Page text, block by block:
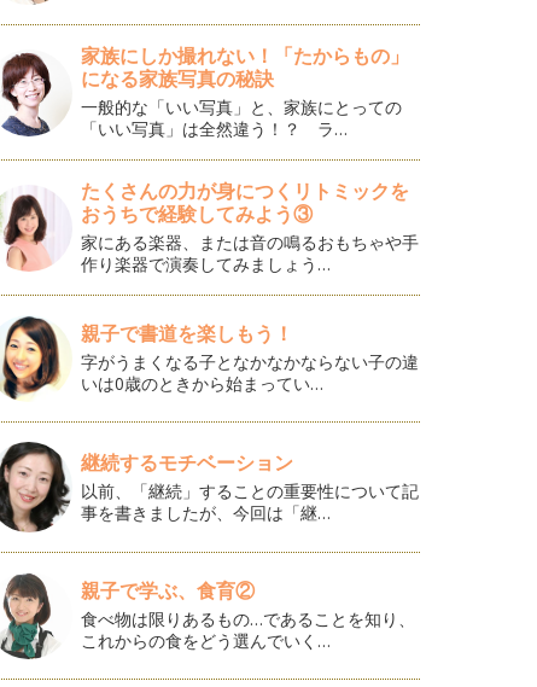
家族にしか撮れない！「たからもの」
になる家族写真の秘訣
一般的な「いい写真」と、家族にとっての
「いい写真」は全然違う！？ ラ…
たくさんの力が身につくリトミックを
おうちで経験してみよう③
家にある楽器、または音の鳴るおもちゃや手
作り楽器で演奏してみましょう…
親子で書道を楽しもう！
字がうまくなる子となかなかならない子の違
いは0歳のときから始まってい…
継続するモチベーション
以前、「継続」することの重要性について記
事を書きましたが、今回は「継…
親子で学ぶ、食育②
食べ物は限りあるもの…であることを知り、
これからの食をどう選んでいく…